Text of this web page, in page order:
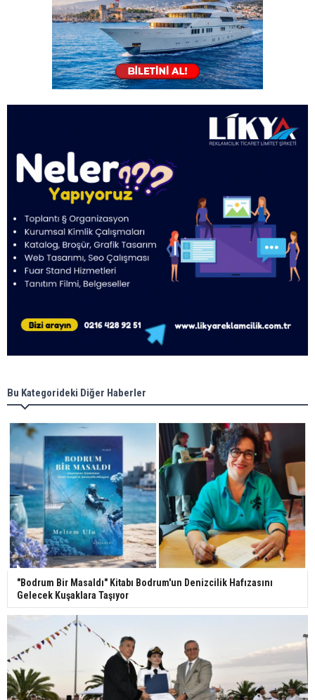
Bu Kategorideki Diğer Haberler
"Bodrum Bir Masaldı" Kitabı Bodrum'un Denizcilik Hafızasını
Gelecek Kuşaklara Taşıyor